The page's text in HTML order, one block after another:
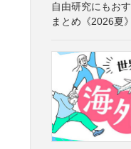
自由研究にもお
まとめ《2026夏》